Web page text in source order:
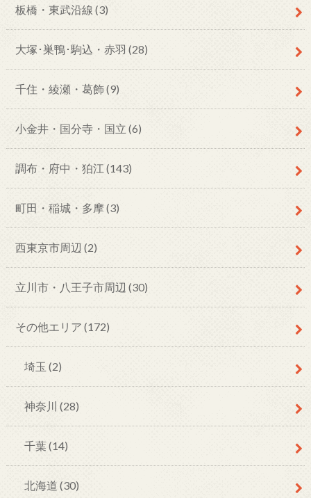
板橋・東武沿線 (3)
大塚･巣鴨･駒込・赤羽 (28)
千住・綾瀬・葛飾(9)
小金井・国分寺・国立 (6)
調布・府中・狛江 (143)
町田・稲城・多摩 (3)
西東京市周辺 (2)
立川市・八王子市周辺 (30)
その他エリア (172)
埼玉 (2)
神奈川 (28)
千葉(14)
北海道 (30)